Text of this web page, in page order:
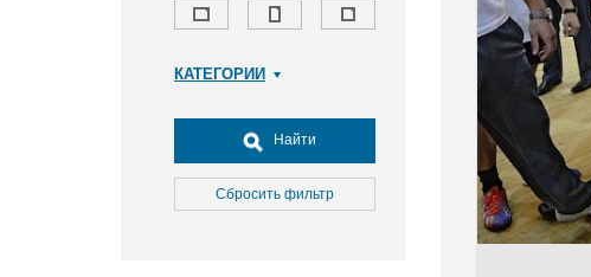
КАТЕГОРИИ
Досуг, туризм и отдых
Культура
Медицина
Найти
Сбросить фильтр